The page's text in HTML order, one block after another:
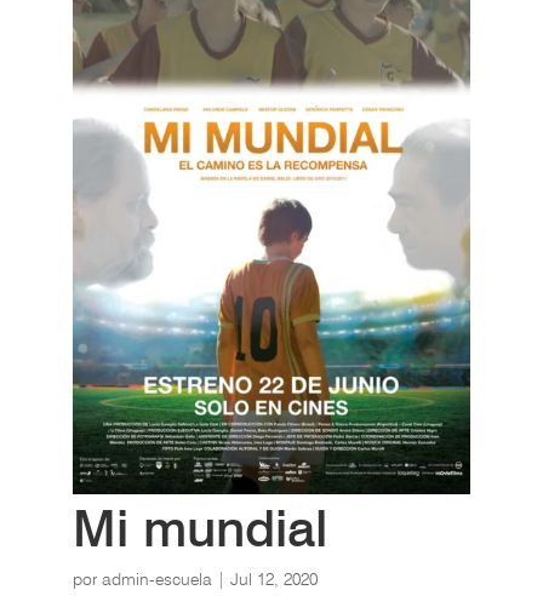
Mi mundial
por admin-escuela| Jul 12, 2020